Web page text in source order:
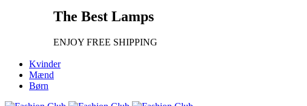
The Best Lamps
ENJOY FREE SHIPPING
Kvinder
Mænd
Børn